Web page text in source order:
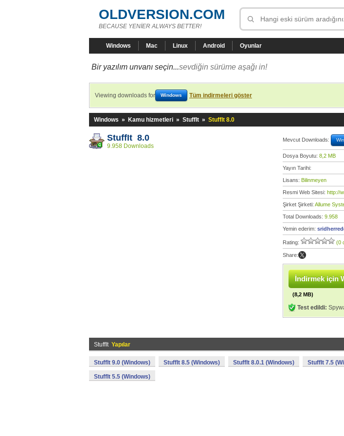
OLDVERSION.COM
BECAUSE YENİER ALWAYS BETTER!
Windows Mac Linux Android Oyunlar
Bir yazılım unvanı seçin...sevdiğin sürüme aşağı in!
Viewing downloads for Windows Tüm indirmeleri göster
Windows » Kamu hizmetleri » StuffIt » StuffIt 8.0
StuffIt 8.0
9.958 Downloads
Mevcut Downloads:
Dosya Boyutu: 8,2 MB
Yayın Tarihi:
Lisans: Bilinmeyen
Resmi Web Sitesi: http://
Şirket Şirketi: Allume
Total Downloads: 9.958
Yemin ederim:
Rating: (0
Share:
İndirmek için
(8,2 MB)
Test edildi:
StuffIt Yapılar
StuffIt 9.0 (Windows) StuffIt 8.5 (Windows) StuffIt 8.0.1 (Windows) StuffIt 7.5
StuffIt 5.5 (Windows)